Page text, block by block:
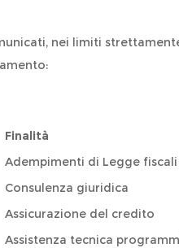
nei limiti
Finalità
Adempimenti di Legge
Consulenza giuridica
Assicurazione del credito
Assistenza tecnica